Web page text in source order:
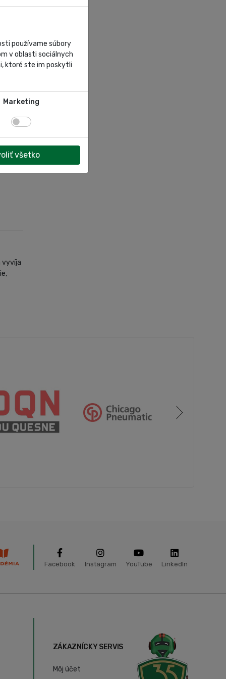
vyvíja
Facebook Instagram YouTube LinkedIn
ZÁKAZNÍCKY SERVIS
Môj účet
používame súbory
v oblasti sociálnych
ktoré ste im poskytli
Marketing
všetko